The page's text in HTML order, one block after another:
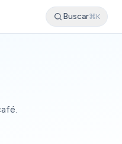
Buscar⌘K